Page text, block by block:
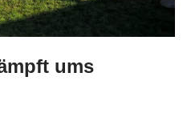
ums